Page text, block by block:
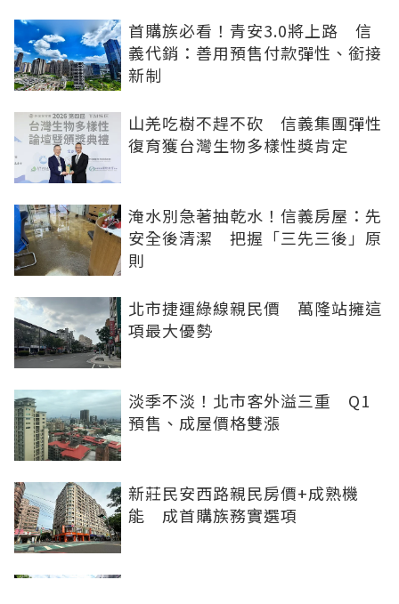
首購族必看！青安3.0將上路 信
義代銷：善用預售付款彈性、銜接
新制
山羌吃樹不趕不砍 信義集團彈性
復育獲台灣生物多樣性獎肯定
淹水別急著抽乾水！信義房屋：先
安全後清潔 把握「三先三後」原
則
北市捷運綠線親民價 萬隆站擁這
項最大優勢
淡季不淡！北市客外溢三重 Q1
預售、成屋價格雙漲
新莊民安西路親民房價+成熟機
能 成首購族務實選項